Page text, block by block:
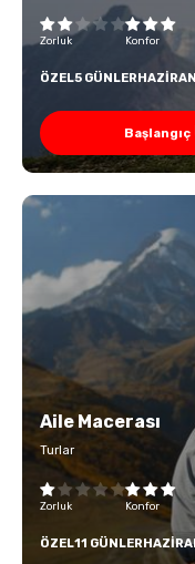
Zorluk Konfor
ÖZEL5 GÜNLER
Başlangıç
Aile Macerası
Turlar
Zorluk Konfor
ÖZEL11 GÜNLER